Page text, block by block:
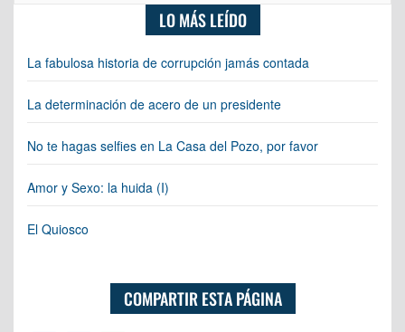
LO MÁS LEÍDO
La fabulosa historia de corrupción jamás contada
La determinación de acero de un presidente
No te hagas selfies en La Casa del Pozo, por favor
Amor y Sexo: la huida (I)
El Quiosco
COMPARTIR ESTA PÁGINA